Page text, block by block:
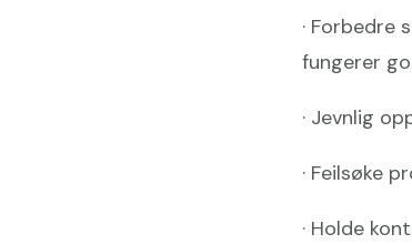
· Forbedre
fungerer
· Jevnlig
· Feilsøke
· Holde